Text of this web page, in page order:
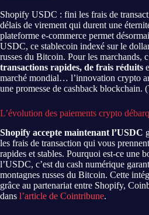
Shopify USDC : fini les frais de
délais de virement qui durent une
plateforme e-commerce permet
USDC, ce stablecoin indexé sur le
russes du Bitcoin. Pour les marchands,
transactions rapides, de frais réduits
marché mondial… l’innovation crypto
une promesse de cashback blockchain.
L’évolution des paiements crypto
Shopify accepte maintenant l’USDC
les frais de transaction qui vous
rapides et stables. Pourquoi est-ce une
l’USDC, c’est du cash numérique
montagnes russes du Bitcoin. Cette
grâce au partenariat entre Shopify,
dans l’article de Cointribune.